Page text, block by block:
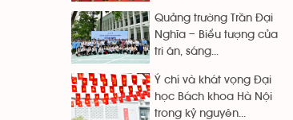
Quảng trường Trần Đại
Nghĩa – Biểu tượng của
tri ân, sáng...
Ý chí và khát vọng Đại
học Bách khoa Hà Nội
trong kỷ nguyên...